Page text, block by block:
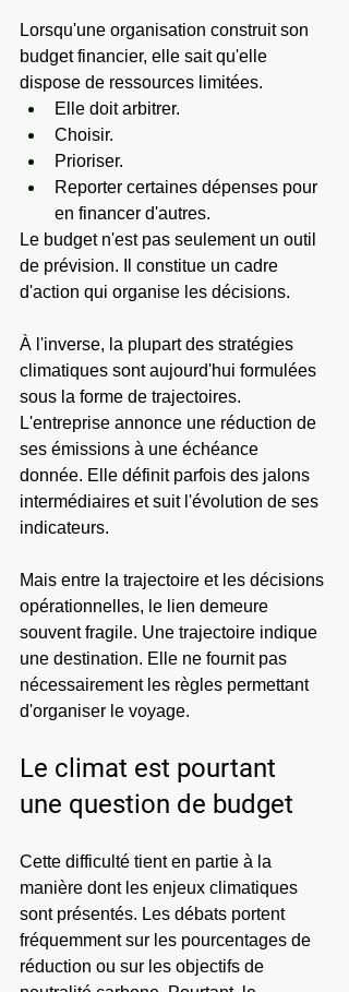
Lorsqu'une organisation construit son
budget financier, elle sait qu'elle
dispose de ressources limitées.
Elle doit arbitrer.
Choisir.
Prioriser.
Reporter certaines dépenses pour
en financer d'autres.
Le budget n'est pas seulement un outil
de prévision. Il constitue un cadre
d'action qui organise les décisions.
À l'inverse, la plupart des stratégies
climatiques sont aujourd'hui formulées
sous la forme de trajectoires.
L'entreprise annonce une réduction de
ses émissions à une échéance
donnée. Elle définit parfois des jalons
intermédiaires et suit l'évolution de ses
indicateurs.
Mais entre la trajectoire et les décisions
opérationnelles, le lien demeure
souvent fragile. Une trajectoire indique
une destination. Elle ne fournit pas
nécessairement les règles permettant
d'organiser le voyage.
Le climat est pourtant
une question de budget
Cette difficulté tient en partie à la
manière dont les enjeux climatiques
sont présentés. Les débats portent
fréquemment sur les pourcentages de
réduction ou sur les objectifs de